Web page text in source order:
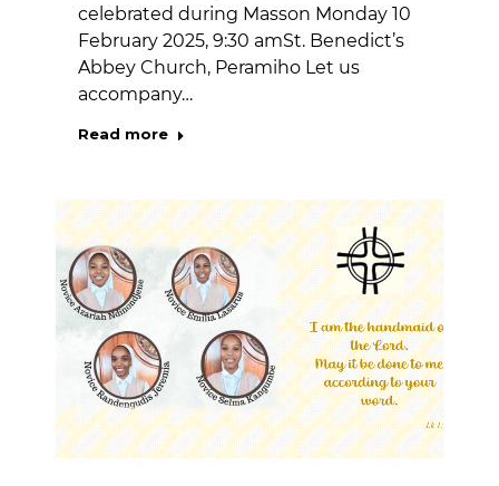
celebrated during Masson Monday 10
February 2025, 9:30 amSt. Benedict’s
Abbey Church, Peramiho Let us
accompany…
Read more